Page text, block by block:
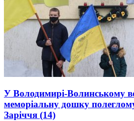
У Володимирі-Волинському
меморіальну дошку
Заріччя (14)